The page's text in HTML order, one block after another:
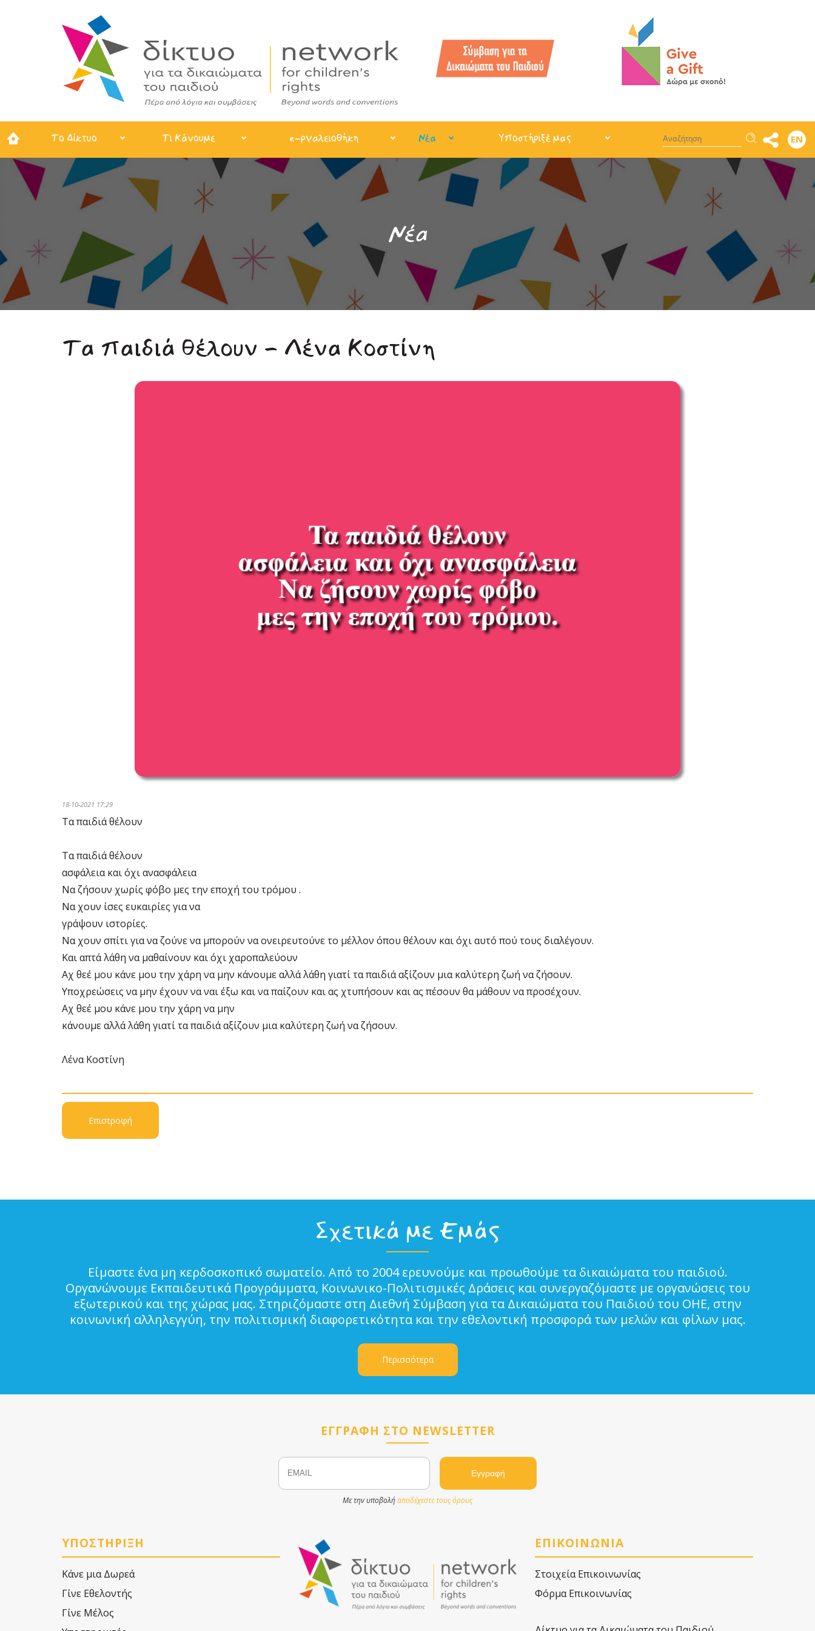
Το Δίκτυο Τι Κάνουμε e-ργαλειοθήκη Νέα Υποστήριξέ μας Αναζήτηση EN
Νέα
Τα παιδιά θέλουν - Λένα Κοστίνη
18-10-2021 17:29
Τα παιδιά θέλουν
Τα παιδιά θέλουν
ασφάλεια και όχι ανασφάλεια
Να ζήσουν χωρίς φόβο μες την εποχή του τρόμου .
Να χουν ίσες ευκαιρίες για να
γράψουν ιστορίες.
Να χουν σπίτι για να ζούνε να μπορούν να ονειρευτούνε το μέλλον όπου θέλουν και όχι αυτό πού τους διαλέγουν.
Και απτά λάθη να μαθαίνουν και όχι χαροπαλεύουν
Αχ θεέ μου κάνε μου την χάρη να μην κάνουμε αλλά λάθη γιατί τα παιδιά αξίζουν μια καλύτερη ζωή να ζήσουν.
Υποχρεώσεις να μην έχουν να ναι έξω και να παίζουν και ας χτυπήσουν και ας πέσουν θα μάθουν να προσέχουν.
Αχ θεέ μου κάνε μου την χάρη να μην
κάνουμε αλλά λάθη γιατί τα παιδιά αξίζουν μια καλύτερη ζωή να ζήσουν.
Λένα Κοστίνη
Επιστροφή
Σχετικά με Εμάς
Είμαστε ένα μη κερδοσκοπικό σωματείο. Από το 2004 ερευνούμε και προωθούμε τα δικαιώματα του παιδιού.
Οργανώνουμε Εκπαιδευτικά Προγράμματα, Κοινωνικο-Πολιτισμικές Δράσεις και συνεργαζόμαστε με οργανώσεις του
εξωτερικού και της χώρας μας. Στηριζόμαστε στη Διεθνή Σύμβαση για τα Δικαιώματα του Παιδιού του ΟΗΕ, στην
κοινωνική αλληλεγγύη, την πολιτισμική διαφορετικότητα και την εθελοντική προσφορά των μελών και φίλων μας.
Περισσότερα
ΕΓΓΡΑΦΗ ΣΤΟ NEWSLETTER
Email Name
Με την υποβολήαποδέχεστε τους όρους
ΥΠΟΣΤΗΡΙΞΗ
Κάνε μια Δωρεά
Γίνε Εθελοντής
Γίνε Μέλος
ΕΠΙΚΟΙΝΩΝΙΑ
Στοιχεία Επικοινωνίας
Φόρμα Επικοινωνίας